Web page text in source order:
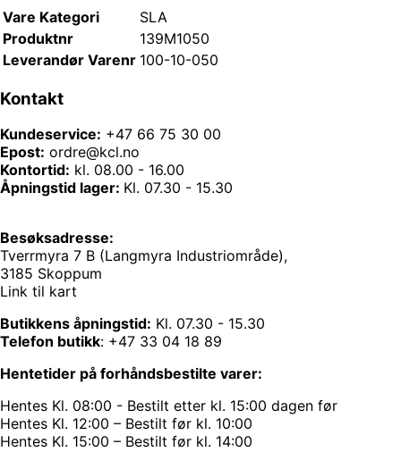
Vare Kategori
SLA
Produktnr
139M1050
Leverandør Varenr 100-10-050
Kontakt
Kundeservice: +47 66 75 30 00
Epost: ordre@kcl.no
Kontortid: kl. 08.00 - 16.00
Åpningstid lager: Kl. 07.30 - 15.30
Besøksadresse:
Tverrmyra 7 B (Langmyra Industriområde),
3185 Skoppum
Link til kart
Butikkens åpningstid: Kl. 07.30 - 15.30
Telefon butikk: +47 33 04 18 89
Hentetider på forhåndsbestilte varer:
Hentes Kl. 08:00 - Bestilt etter kl. 15:00 dagen før
Hentes Kl. 12:00 – Bestilt før kl. 10:00
Hentes Kl. 15:00 – Bestilt før kl. 14:00